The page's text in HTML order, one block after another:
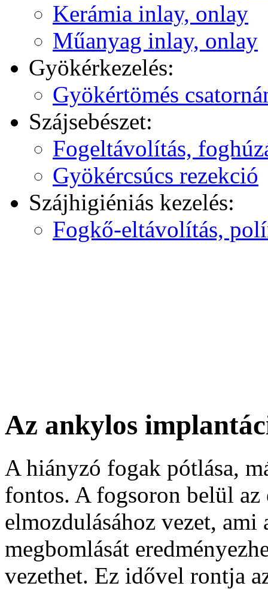
Kerámia inlay, onlay
Műanyag inlay, onlay
Gyökérkezelés:
Gyökértömés
Szájsebészet:
Fogeltávolítás,
Gyökércsúcs rezekció
Szájhigiéniás kezelés:
Fogkő-eltávolítás,
Az ankylos
A hiányzó fogak pótlása,
fontos. A fogsoron belül
elmozdulásához vezet, ami
megbomlását
vezethet. Ez idővel rontja